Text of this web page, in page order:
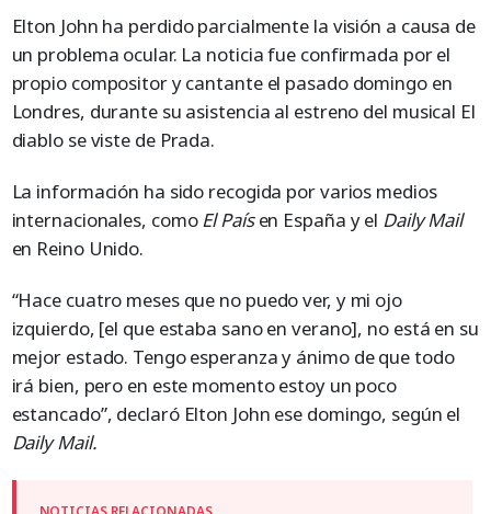
Elton John ha perdido parcialmente la visión a causa de
un problema ocular. La noticia fue confirmada por el
propio compositor y cantante el pasado domingo en
Londres, durante su asistencia al estreno del musical El
diablo se viste de Prada.
La información ha sido recogida por varios medios
internacionales, como El Paísen España y el Daily Mail
en Reino Unido.
“Hace cuatro meses que no puedo ver, y mi ojo
izquierdo, [el que estaba sano en verano], no está en su
mejor estado. Tengo esperanza y ánimo de que todo
irá bien, pero en este momento estoy un poco
estancado”, declaró Elton John ese domingo, según el
Daily Mail.